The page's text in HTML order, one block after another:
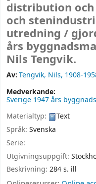
distribution
och
utredning /
års
Nils Tengvik.
Av:Tengvik, Nils, 1908-
Medverkande:
Sverige 1947 års
Materialtyp:
Text
Språk: Svenska
Serie:
Utgivningsuppgift:
Beskrivning: 284 s. ill